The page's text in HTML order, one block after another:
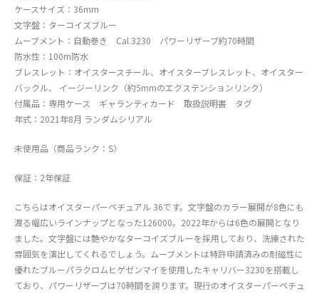
ケースサイズ：36mm
文字盤：ターコイズブルー
ムーブメント：自動巻き Cal.3230 パワーリザーブ約70時間
防水性：100m防水
ブレスレット：オイスタースチール、オイスターブレスレット、オイスター
バックル、 イージーリンク（約5mmのエクステンションリンク）
付属品：専用ケース ギャランティカード 取扱説明書 タグ
年式：2021年8月 ランダムシリアル
未使用品（商品ランク：S）
保証：2年保証
こちらはオイスターパーペチュアル 36です。文字盤のカラー展開が8色にも
渡る幅広いラインナップとなった126000。2022年からは6色の展開となり
ました。文字盤には艶やかなターコイズブルーを採用しており、洗練された
雰囲気を演出してくれるでしょう。ムーブメントは特許申請済みの耐磁性に
優れたブルーパラクロムヒゲゼンマイを使用したキャリバー3230を搭載し
ており、パワーリザーブは70時間を誇ります。現行のオイスターパーペチュ